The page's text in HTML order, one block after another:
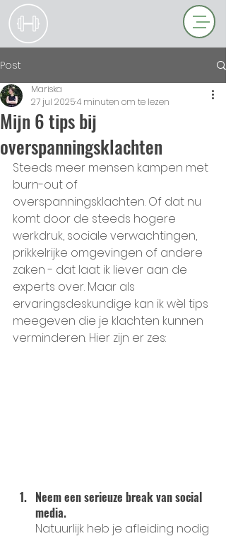
Post
Mijn 6 tips bij
overspanningsklachten
Mariska
27 jul 20254 minuten om te lezen
Steeds meer mensen kampen met
burn-out of
overspanningsklachten. Of dat nu
komt door de steeds hogere
werkdruk, sociale verwachtingen,
prikkelrijke omgevingen of andere
zaken - dat laat ik liever aan de
experts over. Maar als
ervaringsdeskundige kan ik wèl tips
meegeven die je klachten kunnen
verminderen. Hier zijn er zes:
Neem een serieuze break van social
media.
Natuurlijk heb je afleiding nodig